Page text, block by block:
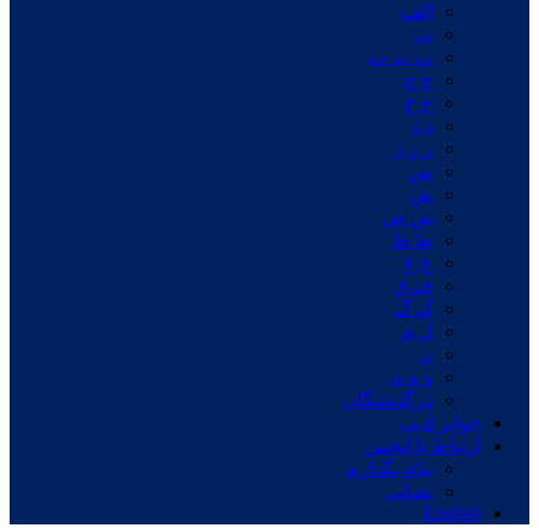
الف
ب
پ ت ث
ج چ
ح خ
د ذ
ر ز ژ
س
ش
ص ض
ط ظ
ع غ
ف ق
ک گ
ل م
ن
و ه ی
درگذشتگان
جوایز ادبی
ارتباط با انجمن
پیام بگذارید
نشانی
English